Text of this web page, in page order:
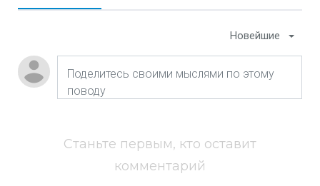
Новейшие
Станьте первым, кто оставит
комментарий